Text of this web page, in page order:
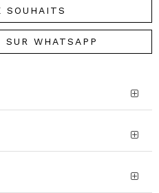
SOUHAITS
SUR WHATSAPP